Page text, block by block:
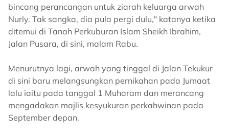
bincang perancangan untuk ziarah keluarga arwah
Nurly. Tak sangka, dia pula pergi dulu," katanya ketika
ditemui di Tanah Perkuburan Islam Sheikh Ibrahim,
Jalan Pusara, di sini, malam Rabu.
Menurutnya lagi, arwah yang tinggal di Jalan Tekukur
di sini baru melangsungkan pernikahan pada Jumaat
lalu iaitu pada tanggal 1 Muharam dan merancang
mengadakan majlis kesyukuran perkahwinan pada
September depan.